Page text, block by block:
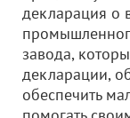
декларация о
завода,
декларации,
обеспечить